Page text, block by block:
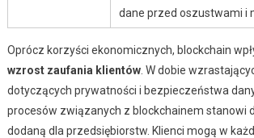
dane przed oszustwami i
Oprócz korzyści ekonomicznych, blockchain
wzrost zaufania klientów. W dobie
dotyczących prywatności i bezpieczeństwa
procesów związanych z blockchainem stanowi
dodaną dla przedsiębiorstw. Klienci mogą w